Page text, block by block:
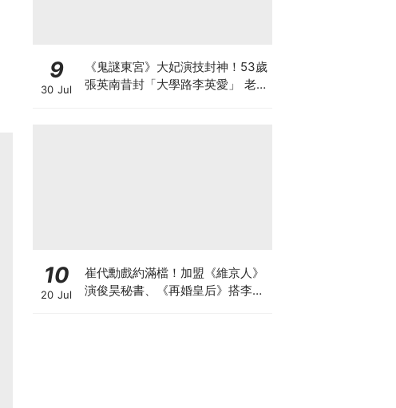
9
30 Jul
《鬼謎東宮》大妃演技封神！53歲
張英南昔封「大學路李英愛」 老公
10
20 Jul
崔代勳戲約滿檔！加盟《維京人》
演俊昊秘書、《再婚皇后》搭李鍾